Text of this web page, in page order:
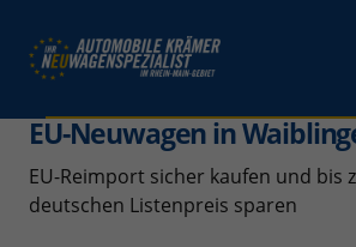
EU-Neuwagen in
EU-Reimport sicher kaufen und bis
deutschen Listenpreis sparen